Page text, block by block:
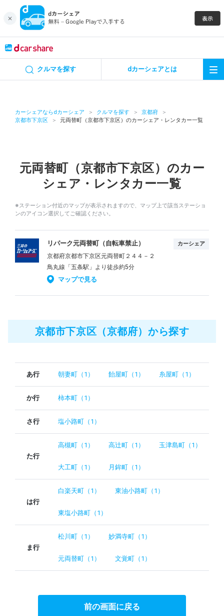
クルマを探す dカーシェアとは
カーシェアならdカーシェア クルマを探す
京都府
京都市下京区
元両替町（京都市下京区）のカーシェア・レンタカー一覧
元両替町（京都市下京区）のカー
シェア・レンタカー一覧
※ステーション付近のマップが表示されますので、マップ上で該当ステーショ
ンのアイコン選択してご確認ください。
リパーク元両替町（自転車禁止） カーシェア
京都府京都市下京区元両替町２４４－２
鳥丸線「五条駅」より徒歩約5分
マップで見る
京都市下京区（京都府）から探す
あ行 朝妻町（1） 飴屋町（1） 糸屋町（1）
か行 柿本町（1）
さ行 塩小路町（1）
た行
高槻町（1） 高辻町（1） 玉津島町（1）
大工町（1） 月鉾町（1）
は行
白楽天町（1） 東油小路町（1）
東塩小路町（1）
ま行
松川町（1） 妙満寺町（1）
元両替町（1） 文覚町（1）
前の画面に戻る
カーシェア
特集
アプリの使い方